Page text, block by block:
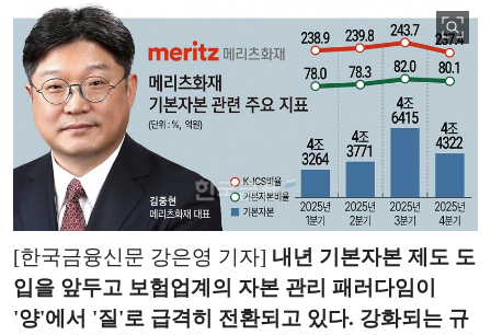
[한국금융신문 강은영 기자] 내년 기본자본 제도 도
입을 앞두고 보험업계의 자본 관리 패러다임이
'양'에서 '질'로 급격히 전환되고 있다. 강화되는 규